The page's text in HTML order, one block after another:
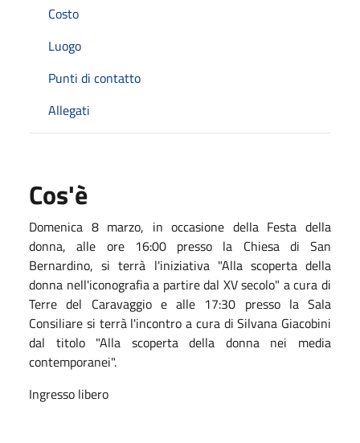
Costo
Luogo
Punti di contatto
Allegati
Cos'è
Domenica 8 marzo, in occasione della Festa della
donna, alle ore 16:00 presso la Chiesa di San
Bernardino, si terrà l'iniziativa "Alla scoperta della
donna nell'iconografia a partire dal XV secolo" a cura di
Terre del Caravaggio e alle 17:30 presso la Sala
Consiliare si terrà l'incontro a cura di Silvana Giacobini
dal titolo "Alla scoperta della donna nei media
contemporanei".
Ingresso libero